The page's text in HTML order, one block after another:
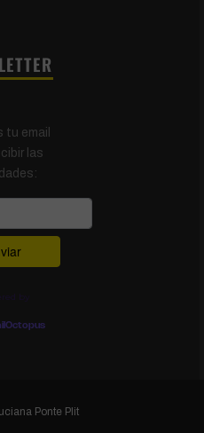
tu email
las
Ponte Plit